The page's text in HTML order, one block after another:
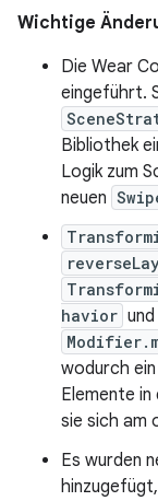
Wichtige
Die Wear
eingeführt.
Bibliothek
Logik zum
neuen
havior und
wodurch
Elemente
sie sich am
Es wurden